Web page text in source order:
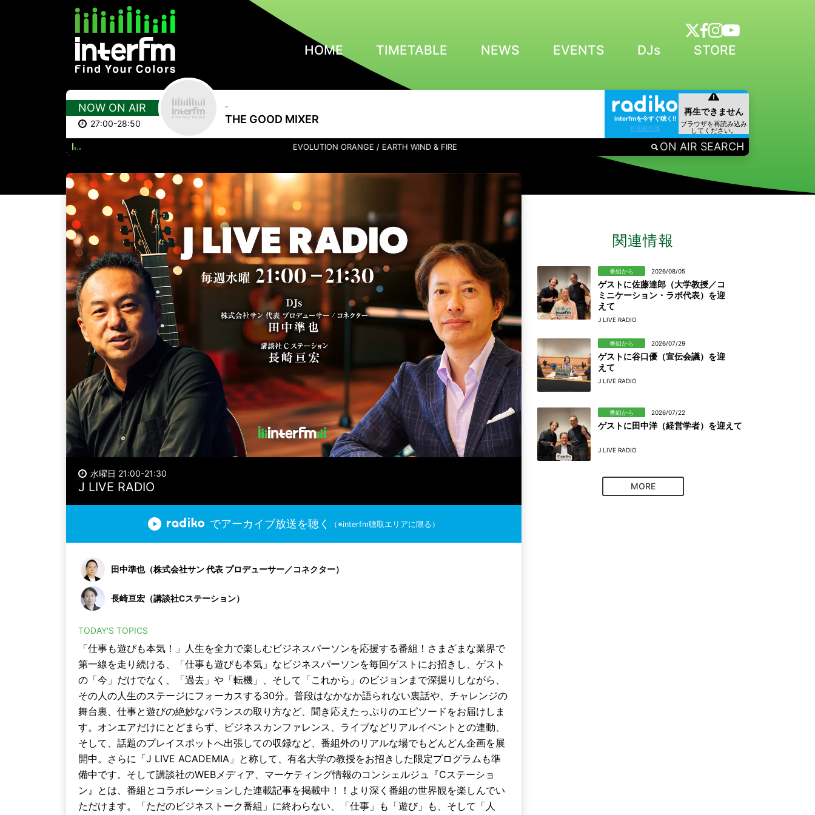
HOME TIMETABLE NEWS EVENTS DJs STORE
NOW ON AIR
27:00-28:50
-
THE GOOD MIXER
interfmを今すぐ聴く!!
利用規約等
EVOLUTION ORANGE / EARTH WIND & FIRE ON AIR SEARCH
水曜日 21:00-21:30
J LIVE RADIO
でアーカイブ放送を聴く （※interfm聴取エリアに限る）
田中準也（株式会社サン 代表 プロデューサー／コネクター）
長崎亘宏（講談社Cステーション）
TODAY'S TOPICS
「仕事も遊びも本気！」人生を全力で楽しむビジネスパーソンを応援する番組！さまざまな業界で
第一線を走り続ける、「仕事も遊びも本気」なビジネスパーソンを毎回ゲストにお招きし、ゲスト
の「今」だけでなく、「過去」や「転機」、そして「これから」のビジョンまで深掘りしながら、
その人の人生のステージにフォーカスする30分。普段はなかなか語られない裏話や、チャレンジの
舞台裏、仕事と遊びの絶妙なバランスの取り方など、聞き応えたっぷりのエピソードをお届けしま
す。オンエアだけにとどまらず、ビジネスカンファレンス、ライブなどリアルイベントとの連動、
そして、話題のプレイスポットへ出張しての収録など、番組外のリアルな場でもどんどん企画を展
開中。さらに「J LIVE ACADEMIA」と称して、有名大学の教授をお招きした限定プログラムも準
備中です。そして講談社のWEBメディア、マーケティング情報のコンシェルジュ『Cステーショ
ン』とは、番組とコラボレーションした連載記事を掲載中！！より深く番組の世界観を楽しんでい
ただけます。「ただのビジネストーク番組」に終わらない、「仕事」も「遊び」も、そして「人
関連情報
番組から 2026/08/05
ゲストに佐藤達郎（大学教授／コ
ミニケーション・ラボ代表）を迎
えて
J LIVE RADIO
番組から 2026/07/29
ゲストに谷口優（宣伝会議）を迎
えて
J LIVE RADIO
番組から 2026/07/22
ゲストに田中洋（経営学者）を迎えて
J LIVE RADIO
MORE